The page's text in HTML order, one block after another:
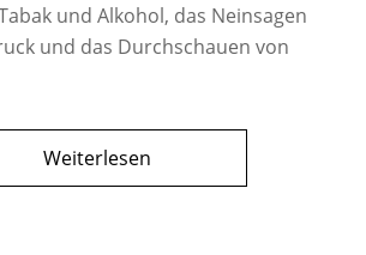
und Alkohol, das Neinsagen
und das Durchschauen von
Weiterlesen